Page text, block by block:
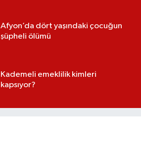
Afyon’da dört yaşındaki çocuğun
şüpheli ölümü
Kademeli emeklilik kimleri
kapsıyor?